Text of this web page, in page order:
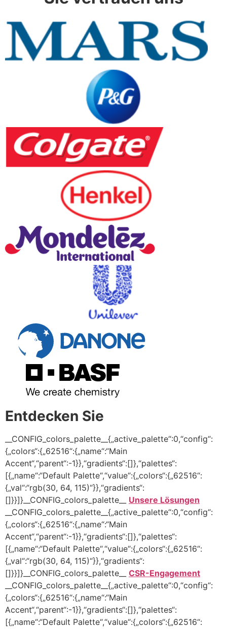
Entdecken Sie
__CONFIG_colors_palette__{„active_palette“:0,“config“:
{„colors“:{„62516“:{„name“:“Main
Accent“,“parent“:-1}},“gradients“:[]},“palettes“:
[{„name“:“Default Palette“,“value“:{„colors“:{„62516“:
{„val“:“rgb(30, 64, 115)“}},“gradients“:
[]}}]}__CONFIG_colors_palette__ Unsere Lösungen
__CONFIG_colors_palette__{„active_palette“:0,“config“:
{„colors“:{„62516“:{„name“:“Main
Accent“,“parent“:-1}},“gradients“:[]},“palettes“:
[{„name“:“Default Palette“,“value“:{„colors“:{„62516“:
{„val“:“rgb(30, 64, 115)“}},“gradients“:
[]}}]}__CONFIG_colors_palette__ CSR-Engagement
__CONFIG_colors_palette__{„active_palette“:0,“config“:
{„colors“:{„62516“:{„name“:“Main
Accent“,“parent“:-1}},“gradients“:[]},“palettes“:
[{„name“:“Default Palette“,“value“:{„colors“:{„62516“: